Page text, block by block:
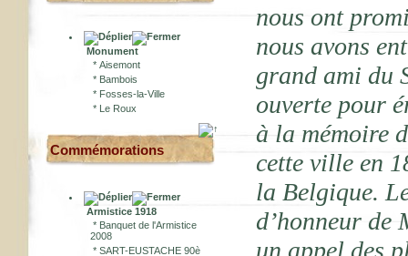
Monument
* Aisemont
* Bambois
* Fosses-la-Ville
* Le Roux
Commémorations
Armistice 1918
* Banquet de l'Armistice
2008
* SART-EUSTACHE 90è
nous ont
nous avons
grand ami du
ouverte pour
à la mémoire
cette ville en
la Belgique.
d’honneur de
un appel des